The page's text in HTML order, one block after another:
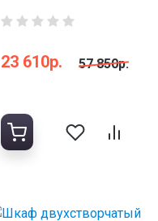
23 610р. 57 850р.